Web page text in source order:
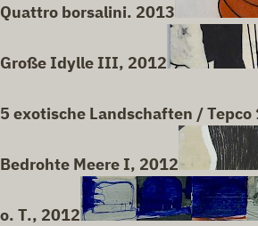
Quattro borsalini. 2013
Große Idylle III, 2012
5 exotische Landschaften / Tepco
Bedrohte Meere I, 2012
o. T., 2012